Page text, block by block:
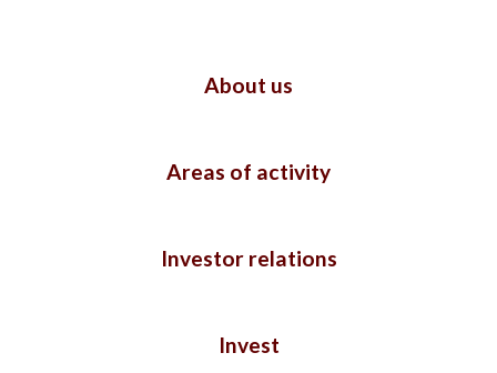
About us
Areas of activity
Investor relations
Invest